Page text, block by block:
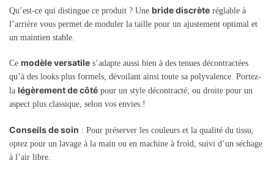
Qu’est-ce qui distingue ce produit ? Une bride discrète réglable à
l’arrière vous permet de moduler la taille pour un ajustement optimal et
un maintien stable.
Ce modèle versatile s’adapte aussi bien à des tenues décontractées
qu’à des looks plus formels, dévoilant ainsi toute sa polyvalence. Portez-
la légèrement de côté pour un style décontracté, ou droite pour un
aspect plus classique, selon vos envies !
Conseils de soin : Pour préserver les couleurs et la qualité du tissu,
optez pour un lavage à la main ou en machine à froid, suivi d’un séchage
à l’air libre.